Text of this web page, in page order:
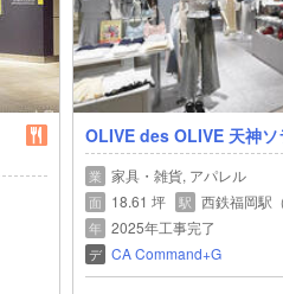
OLIVE des OLIVE 天神ソ
業 家具・雑貨, アパレル
面 18.61 坪 駅 西鉄福岡駅
年 2025年工事完了
デ CA Command+G